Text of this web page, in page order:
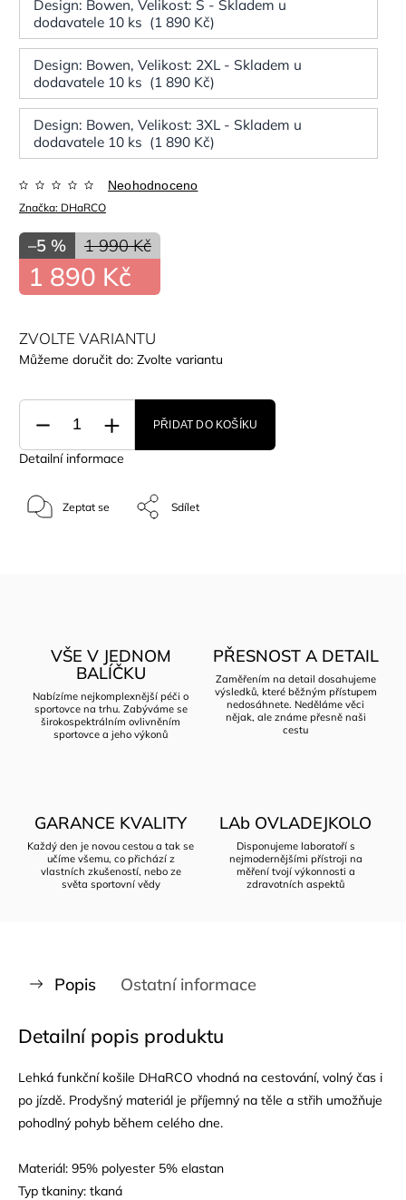
Design: Bowen, Velikost: S - Skladem u
dodavatele 10 ks (1 890 Kč)
Design: Bowen, Velikost: 2XL - Skladem u
dodavatele 10 ks (1 890 Kč)
Design: Bowen, Velikost: 3XL - Skladem u
dodavatele 10 ks (1 890 Kč)
Značka: DHaRCO
Neohodnoceno
1 990 Kč
–5 %
1 890 Kč
ZVOLTE VARIANTU
Můžeme doručit do: Zvolte variantu
PŘIDAT DO KOŠÍKU
Detailní informace
Zeptat se Sdílet
VŠE V JEDNOM
BALÍČKU
Nabízíme nejkomplexnější péči o
sportovce na trhu. Zabýváme se
širokospektrálním ovlivněním
sportovce a jeho výkonů
PŘESNOST A DETAIL
Zaměřením na detail dosahujeme
výsledků, které běžným přístupem
nedosáhnete. Neděláme věci
nějak, ale známe přesně naši
cestu
GARANCE KVALITY
Každý den je novou cestou a tak se
učíme všemu, co přichází z
vlastních zkušeností, nebo ze
světa sportovní vědy
LAb OVLADEJKOLO
Disponujeme laboratoří s
nejmodernějšími přístroji na
měření tvojí výkonnosti a
zdravotních aspektů
Popis Ostatní informace
Detailní popis produktu
Lehká funkční košile DHaRCO vhodná na cestování, volný čas i
po jízdě. Prodyšný materiál je příjemný na těle a střih umožňuje
pohodlný pohyb během celého dne.
Materiál: 95% polyester 5% elastan
Typ tkaniny: tkaná